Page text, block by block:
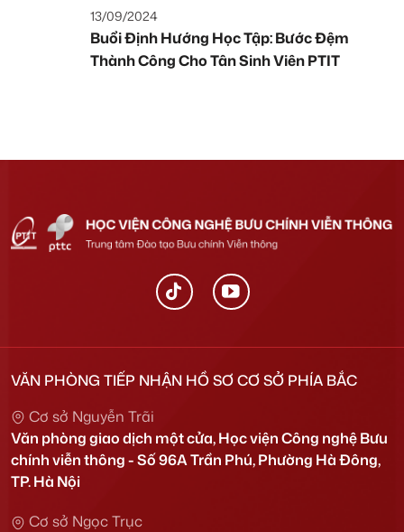
dụng trong an ninh mạng cùng chuyên gia
quốc tế
13/09/2024
Buổi Định Hướng Học Tập: Bước Đệm
Thành Công Cho Tân Sinh Viên PTIT
VĂN PHÒNG TIẾP NHẬN HỒ SƠ CƠ SỞ PHÍA BẮC
Cơ sở Nguyễn Trãi
Văn phòng giao dịch một cửa, Học viện Công nghệ Bưu
chính viễn thông - Số 96A Trần Phú, Phường Hà Đông,
TP. Hà Nội
Cơ sở Ngọc Trục